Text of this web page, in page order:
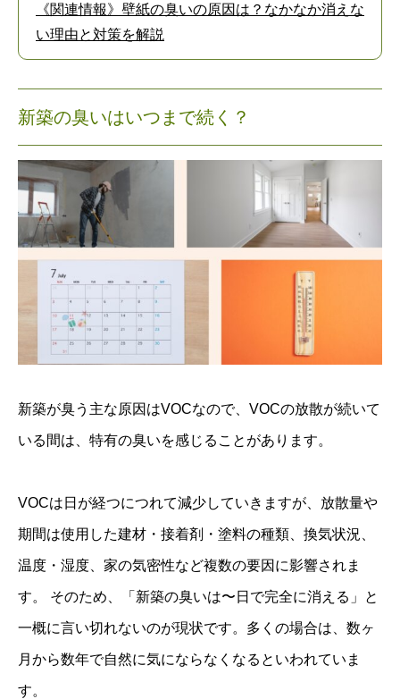
《関連情報》壁紙の臭いの原因は？なかなか消えな
い理由と対策を解説
新築の臭いはいつまで続く？
新築が臭う主な原因はVOCなので、VOCの放散が続いて
いる間は、特有の臭いを感じることがあります。
VOCは日が経つにつれて減少していきますが、放散量や
期間は使用した建材・接着剤・塗料の種類、換気状況、
温度・湿度、家の気密性など複数の要因に影響されま
す。 そのため、「新築の臭いは〜日で完全に消える」と
一概に言い切れないのが現状です。多くの場合は、数ヶ
月から数年で自然に気にならなくなるといわれていま
す。